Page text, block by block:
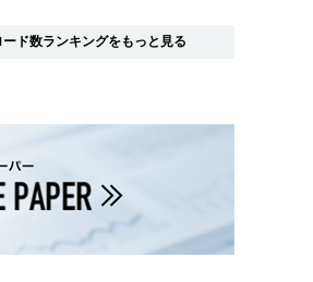
ード数ランキングをもっと見る